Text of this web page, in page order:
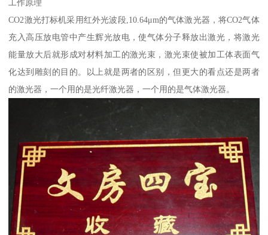
工作原理
CO2激光打标机采用红外光波段,10.64μm的气体激光器，将CO2气体
充入高压放电管中产生辉光放电，使气体分子释放出激光，将激光
能量放大后就形成对材料加工的激光束，激光束使被加工体表面气
化达到雕刻的目的。以上就是两者的区别，但更大的看点还是两者
的激光器，一个用的是光纤激光器，一个用的是气体激光器。